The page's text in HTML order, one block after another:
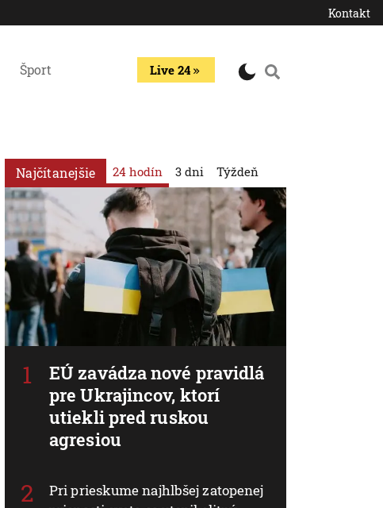
Kontakt
Šport Live 24
Najčítanejšie 24 hodín
EÚ zavádza nové pravidlá
pre Ukrajincov, ktorí
utiekli pred ruskou
agresiou
Pri prieskume najhlbšej zatopenej
3 dni Týždeň